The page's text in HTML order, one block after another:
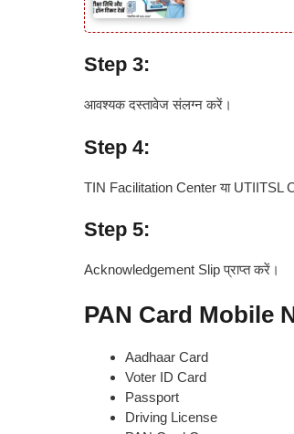
Step 3:
आवश्यक दस्तावेज संलग्न करें।
Step 4:
TIN Facilitation Center या UTIITSL
Step 5:
Acknowledgement Slip प्राप्त करें।
PAN Card Mobile
Aadhaar Card
Voter ID Card
Passport
Driving License